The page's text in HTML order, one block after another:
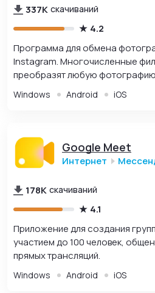
337K скачиваний
4.2
Программа для обмена
Instagram. Многочисленные
преобразят любую
Windows Android iOS
Google Meet
Интернет
178K скачиваний
4.1
Приложение для создания
участием до 100 человек,
прямых трансляций.
Windows Android iOS